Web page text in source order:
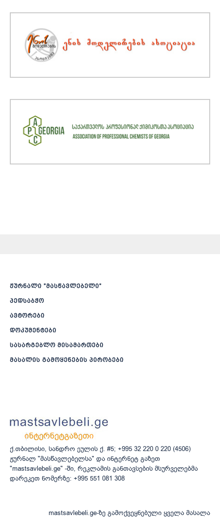
ჟურნალი ”მასწავლებელი”
პედსაბჭო
ავტორები
დოკუმენტები
სასარგებლო მისამართები
მასალის გამოყენების პირობები
ქ.თბილისი, სანდრო ეულის ქ. #5; +995 32 220 0 220 (4506)
ჟურნალ "მასწავლებელსა" და ინტერნეტ გაზეთ
"mastsavlebeli.ge" -ში, რეკლამის განთავსების მსურველებმა
დარეკეთ ნომერზე: +995 551 081 308
mastsavlebeli.ge-ზე გამოქვეყნებული ყველა მასალა